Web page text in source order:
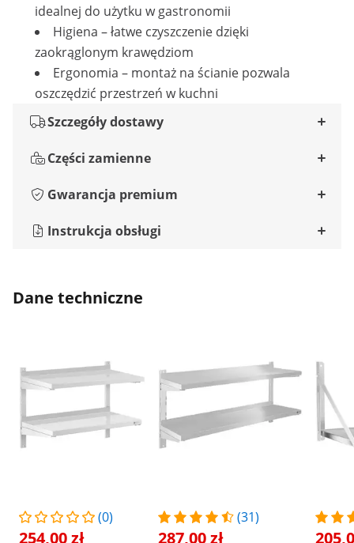
idealnej do użytku w gastronomii
Higiena – łatwe czyszczenie dzięki
zaokrąglonym krawędziom
Ergonomia – montaż na ścianie pozwala
oszczędzić przestrzeń w kuchni
Szczegóły dostawy
Części zamienne
Gwarancja premium
Instrukcja obsługi
Dane techniczne
(0)
254,00 zł
(31)
287,00 zł